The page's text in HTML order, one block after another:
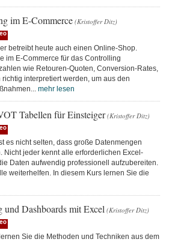
im E-Commerce (Kristoffer Ditz)
betreibt heute auch einen Online-Shop.
im E-Commerce für das Controlling
wie Retouren-Quoten, Conversion-Rates,
richtig interpretiert werden, um aus den
mehr lesen
Tabellen für Einsteiger (Kristoffer Ditz)
es nicht selten, dass große Datenmengen
Nicht jeder kennt alle erforderlichen Excel-
Daten aufwendig professionell aufzubereiten.
weiterhelfen. In diesem Kurs lernen Sie die
Dashboards mit Excel (Kristoffer Ditz)
Sie die Methoden und Techniken aus dem